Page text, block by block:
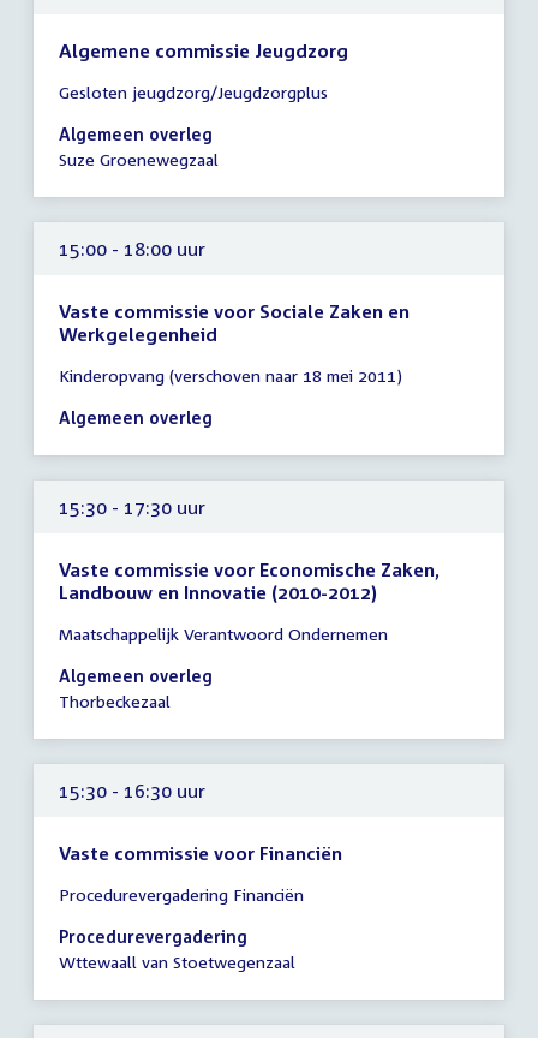
Algemene commissie Jeugdzorg
vergadering
15:00
-
uur
Gesloten jeugdzorg/Jeugdzorgplus
Algemeen overleg
Suze Groenewegzaal
15:00 - 18:00 uur
Vaste commissie voor Sociale Zaken en
Werkgelegenheid
vergadering
15:00
18:00
uur
Kinderopvang (verschoven naar 18 mei 2011)
Algemeen overleg
15:30 - 17:30 uur
Vaste commissie voor Economische Zaken,
Landbouw en Innovatie (2010-2012)
vergadering
15:30
-
uur
Maatschappelijk Verantwoord Ondernemen
Algemeen overleg
Thorbeckezaal
15:30 - 16:30 uur
Vaste commissie voor Financiën
vergadering
15:30
-
uur
Procedurevergadering Financiën
Procedurevergadering
Wttewaall van Stoetwegenzaal